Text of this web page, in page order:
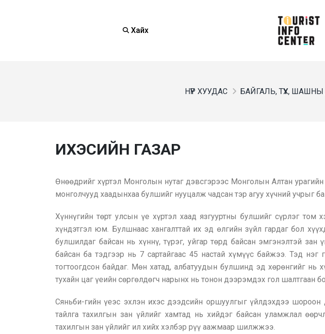
Хайх
НҮҮР ХУУДАС БАЙГАЛЬ, ТҮҮХ,
ИХЭСИЙН ГАЗАР
Өнөөдрийг хүртэл Монголын нутаг дэвсгэрээс Монголын Алтан
монголчууд хаадынхаа булшийг нууцалж чадсан тэр агуу хүчний учрыг
Хүннүгийн төрт улсын үе хүртэл хаад язгууртны булшийг сүрлэг
хүндэтгэл юм. Булшнаас хангалттай их эд өлгийн зүйл гардаг бол
булшилдаг байсан нь хүннү, түрэг, уйгар төрд байсан эмгэнэлтэй
байсан ба тэдгээр нь 7 сартайгаас 45 настай хүмүүс байжээ. Тэд
тогтоогдсон байдаг. Мөн хатад, албатуудын булшинд эд хөрөнгийг
тухайн цаг үеийн сөргөлдөгч нарынх нь тонон дээрэмдэх гол шалтгаан
Сяньби-гийн үеэс эхлэн ихэс дээдсийн оршуулгыг үйлдэхдээ шороон
тайлга тахилгын зан үйлийг хамтад нь хийдэг байсан уламжлал
тахилгын зан үйлийг ил хийх хэлбэр рүү аажмаар шилжжээ.